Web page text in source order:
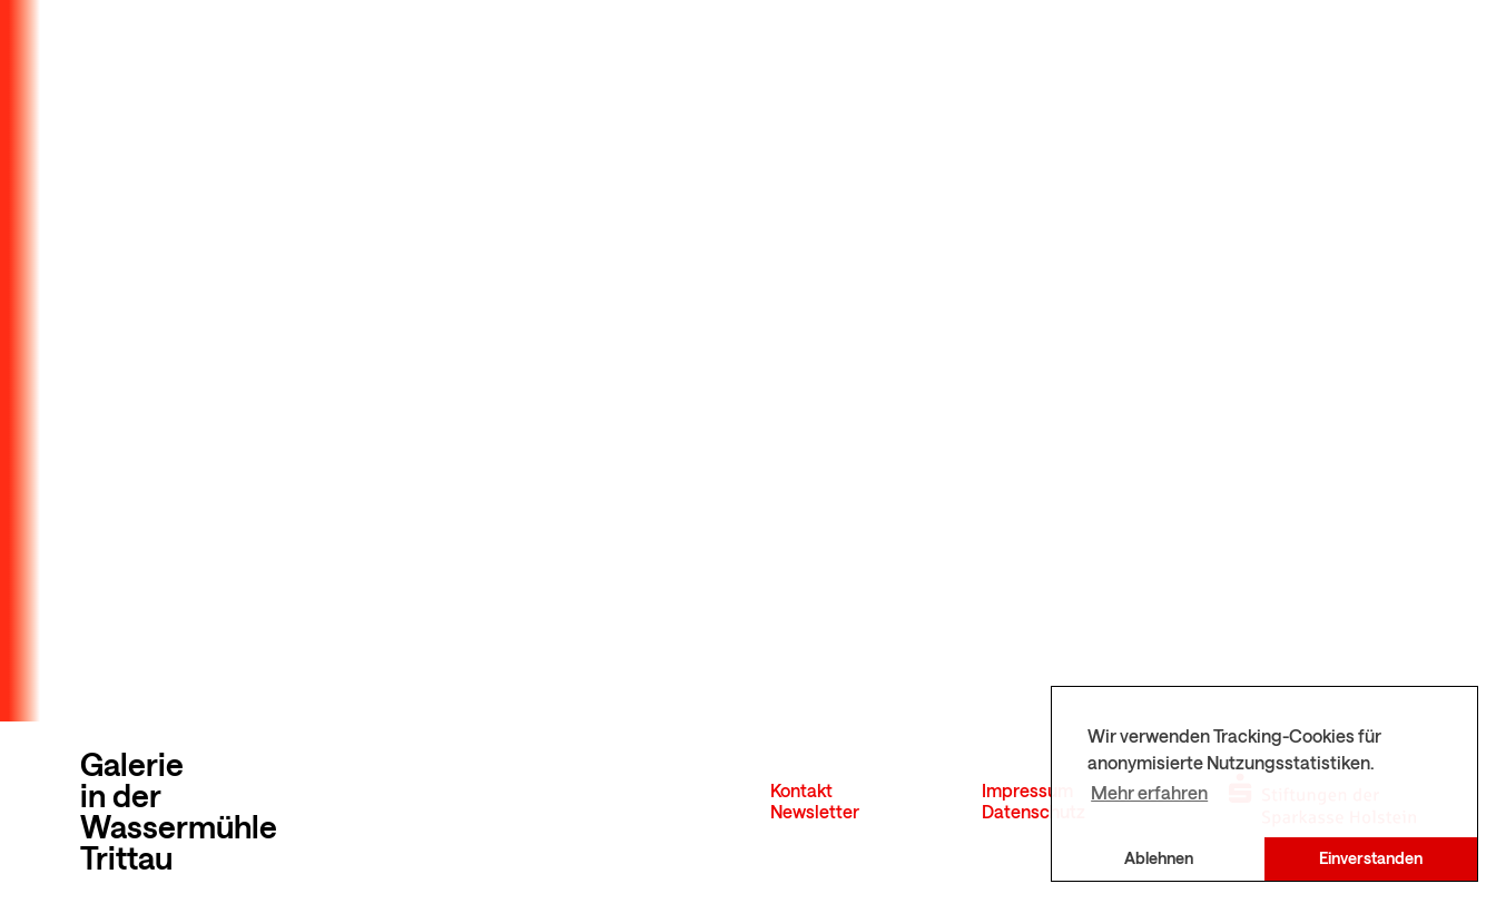
Wir verwenden Tracking-Cookies für
anonymisierte Nutzungsstatistiken.
Mehr erfahren
Ablehnen Einverstanden
Galerie
in der
Wassermühle
Trittau
Kontakt
Impressum
Newsletter
Datenschutz